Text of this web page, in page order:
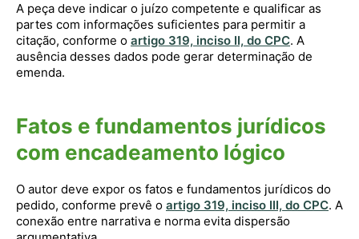
A peça deve indicar o juízo competente e qualificar as
partes com informações suficientes para permitir a
citação, conforme o artigo 319, inciso II, do CPC. A
ausência desses dados pode gerar determinação de
emenda.
Fatos e fundamentos jurídicos
com encadeamento lógico
O autor deve expor os fatos e fundamentos jurídicos do
pedido, conforme prevê o artigo 319, inciso III, do CPC. A
conexão entre narrativa e norma evita dispersão